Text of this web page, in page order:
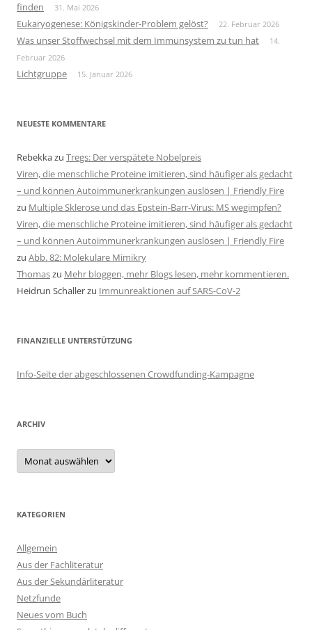
finden
31. Mai 2026
Eukaryogenese: Königskinder-Problem gelöst? 22. Februar 2026
Was unser Stoffwechsel mit dem Immunsystem zu tun hat
14.
Februar 2026
Lichtgruppe 15. Januar 2026
NEUESTE KOMMENTARE
Rebekkazu Tregs: Der verspätete Nobelpreis
Viren, die menschliche Proteine imitieren, sind häufiger als gedacht
– und können Autoimmunerkrankungen auslösen | Friendly Fire
zu Multiple Sklerose und das Epstein-Barr-Virus: MS wegimpfen?
Viren, die menschliche Proteine imitieren, sind häufiger als gedacht
– und können Autoimmunerkrankungen auslösen | Friendly Fire
zu Abb. 82: Molekulare Mimikry
Thomaszu Mehr bloggen, mehr Blogs lesen, mehr kommentieren.
Heidrun Schallerzu Immunreaktionen auf SARS-CoV-2
FINANZIELLE UNTERSTÜTZUNG
Info-Seite der abgeschlossenen Crowdfunding-Kampagne
ARCHIV
Archiv
KATEGORIEN
Allgemein
Aus der Fachliteratur
Aus der Sekundärliteratur
Netzfunde
Neues vom Buch